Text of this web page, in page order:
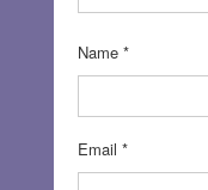
Name *
Email *